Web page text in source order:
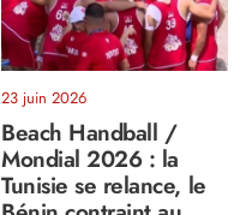
23 juin 2026
Beach Handball /
Mondial 2026 : la
Tunisie se relance, le